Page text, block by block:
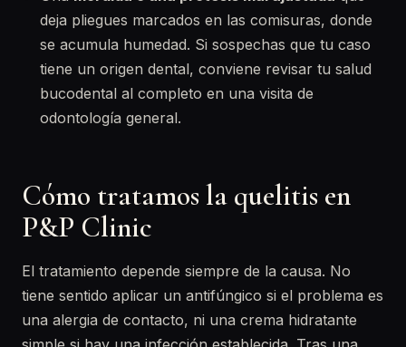
deja pliegues marcados en las comisuras, donde
se acumula humedad. Si sospechas que tu caso
tiene un origen dental, conviene revisar tu salud
bucodental al completo en una visita de
odontología general.
Cómo tratamos la quelitis en
P&P Clinic
El tratamiento depende siempre de la causa. No
tiene sentido aplicar un antifúngico si el problema es
una alergia de contacto, ni una crema hidratante